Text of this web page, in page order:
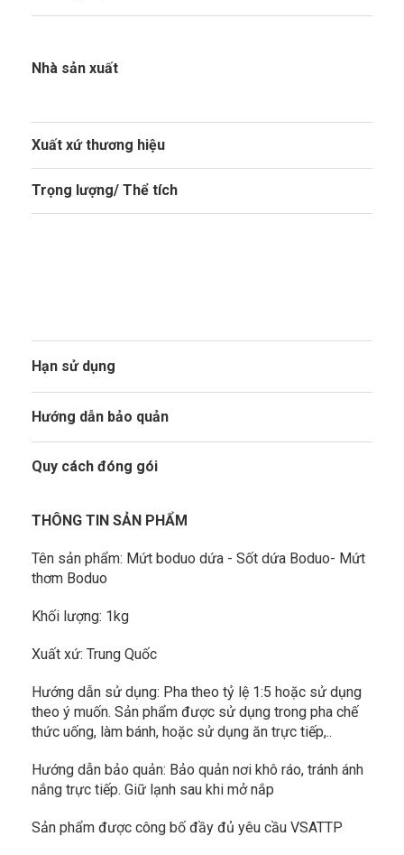
Nhà sản xuất
Xuất xứ thương hiệu
Trọng lượng/ Thể tích
Hạn sử dụng
Hướng dẫn bảo quản
Quy cách đóng gói
THÔNG TIN SẢN PHẨM
Tên sản phẩm: Mứt boduo dứa - Sốt dứa Boduo- Mứt
thơm Boduo
Khối lượng: 1kg
Xuất xứ: Trung Quốc
Hướng dẫn sử dụng: Pha theo tỷ lệ 1:5 hoặc sử dụng
theo ý muốn. Sản phẩm được sử dụng trong pha chế
thức uống, làm bánh, hoặc sử dụng ăn trực tiếp,..
Hướng dẫn bảo quản: Bảo quản nơi khô ráo, tránh ánh
nắng trực tiếp. Giữ lạnh sau khi mở nắp
Sản phẩm được công bố đầy đủ yêu cầu VSATTP